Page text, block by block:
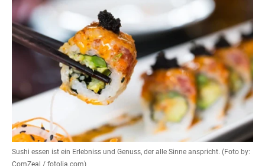
Sushi essen ist ein Erlebniss und Genuss, der alle Sinne anspricht. (Foto by: